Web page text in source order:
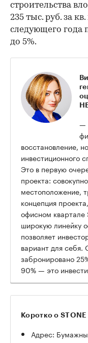
строительства
235 тыс. руб. за
следующего года
до 5%.
—
восстановление,
инвестиционного
Это в первую
проекта:
местоположение,
концепция
офисном квартале
широкую линейку
позволяет
вариант для себя.
забронировано
90% — это
Коротко о
Адрес: